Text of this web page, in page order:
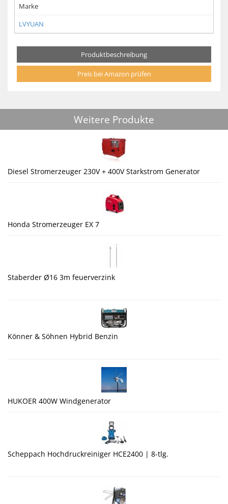
Marke
LVYUAN
Produktbeschreibung
Preis bei Amazon prüfen
Weitere Produkte
Diesel Stromerzeuger 230V + 400V Starkstrom Generator
Honda Stromerzeuger EX 7
Staberder Ø16 3m feuerverzink
Könner & Söhnen Hybrid Benzin
HUKOER 400W Windgenerator
Scheppach Hochdruckreiniger HCE2400 | 8-tlg.